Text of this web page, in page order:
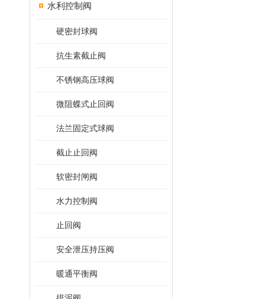
水利控制阀
硬密封球阀
抗生素截止阀
不锈钢高压球阀
微阻蝶式止回阀
法兰固定式球阀
截止止回阀
软密封闸阀
水力控制阀
止回阀
安全泄压持压阀
暖通平衡阀